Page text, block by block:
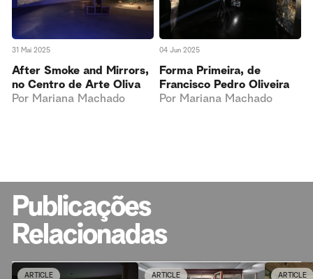
31 Mai 2025
After Smoke and Mirrors,
no Centro de Arte Oliva
Por Mariana Machado
04 Jun 2025
Forma Primeira, de
Francisco Pedro Oliveira
Por Mariana Machado
Publicações
Relacionadas
ARTICLE ARTICLE ARTICLE